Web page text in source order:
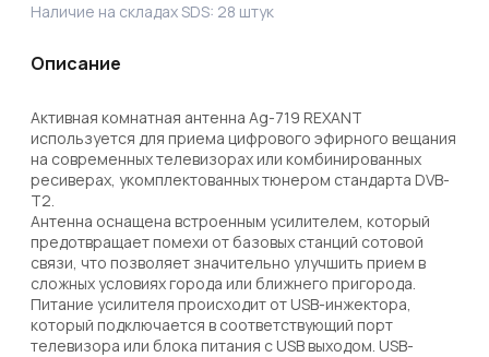
Наличие на складах SDS: 28 штук
Описание
Активная комнатная антенна Ag-719 REXANT
используется для приема цифрового эфирного вещания
на современных телевизорах или комбинированных
ресиверах, укомплектованных тюнером стандарта DVB-
T2.
Антенна оснащена встроенным усилителем, который
предотвращает помехи от базовых станций сотовой
связи, что позволяет значительно улучшить прием в
сложных условиях города или ближнего пригорода.
Питание усилителя происходит от USB-инжектора,
который подключается в соответствующий порт
телевизора или блока питания с USB выходом. USB-